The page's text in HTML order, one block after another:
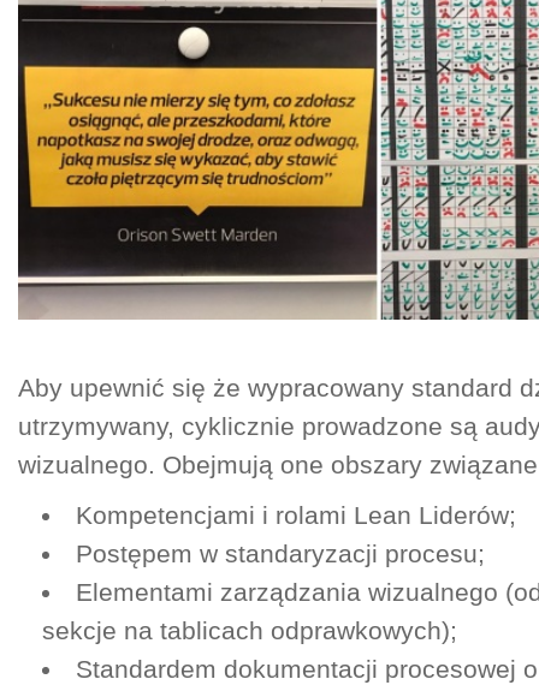
Aby upewnić się że wypracowany standard
utrzymywany, cyklicznie prowadzone są
wizualnego. Obejmują one obszary
Kompetencjami i rolami Lean Liderów;
Postępem w standaryzacji procesu;
Elementami zarządzania wizualnego
sekcje na tablicach odprawkowych);
Standardem dokumentacji procesowej